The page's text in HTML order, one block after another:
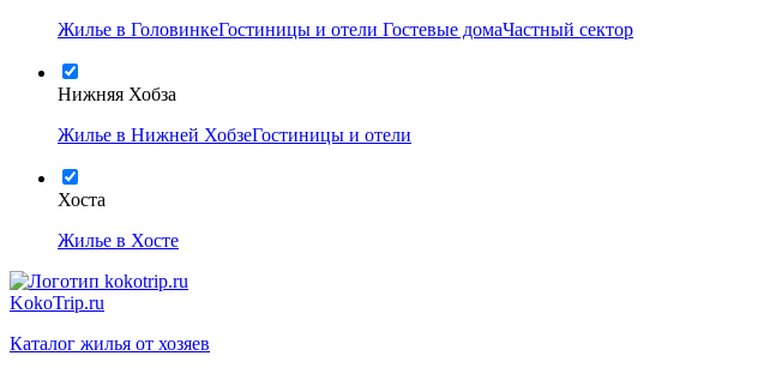
Жилье в ГоловинкеГостиницы и отели Гостевые домаЧастный сектор
Нижняя Хобза
Жилье в Нижней ХобзеГостиницы и отели
Хоста
Жилье в Хосте
KokoTrip.ru
Каталог жилья от хозяев